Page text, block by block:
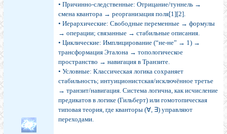
• Причинно-следственные: Отрицание/туннель →
смена квантора → реорганизация поля[1][2].
• Иерархические: Свободные переменные → формулы
→ операции; связанные → стабильные описания.
• Циклические: Имплицирование (“не-не” → 1) →
трансформация Эталона → топологическое
пространство → навигация в Транзите.
• Условные: Классическая логика сохраняет
стабильность; интуиционистская/исключённое третье
→ транзит/навигация. Система логична, как исчисление
предикатов в логике (Гильберт) или гомотопическая
типовая теория, где кванторы (∀, ∃) управляют
переходами.